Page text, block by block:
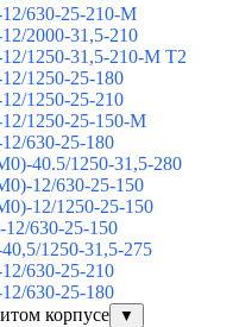
630-25-210-М
2000-31,5-210
1250-31,5-210-М T2
1250-25-180
1250-25-210
1250-25-150-М
630-25-180
40.5/1250-31,5-280
12/630-25-150
12/1250-25-150
630-25-150
1250-31,5-275
630-25-210
630-25-180
корпусе
▼